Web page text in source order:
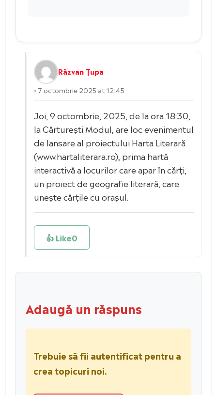
Răzvan Țupa
• 7 octombrie 2025 at 12:45
Joi, 9 octombrie, 2025, de la ora 18:30,
la Cărturești Modul, are loc evenimentul
de lansare al proiectului Harta Literară
(www.hartaliterara.ro), prima hartă
interactivă a locurilor care apar în cărți,
un proiect de geografie literară, care
unește cărțile cu orașul.
👍 Like0
Adaugă un răspuns
Trebuie să fii autentificat pentru a
crea topicuri noi.